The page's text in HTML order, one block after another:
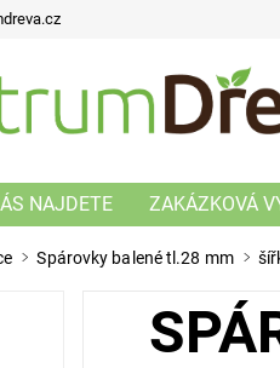
NAJDETE ZAKÁZKOVÁ
Spárovky balené tl.28 mm